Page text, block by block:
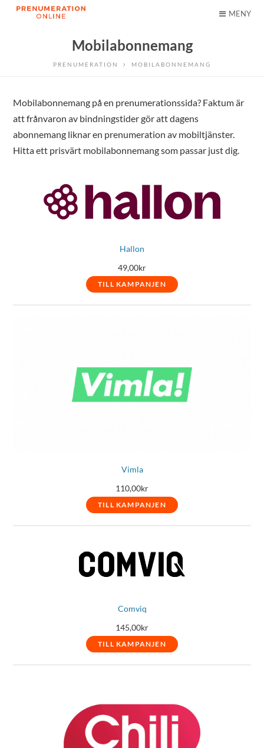
MENY
Mobilabonnemang
PRENUMERATION MOBILABONNEMANG
Mobilabonnemang på en prenumerationssida? Faktum är
att frånvaron av bindningstider gör att dagens
abonnemang liknar en prenumeration av mobiltjänster.
Hitta ett prisvärt mobilabonnemang som passar just dig.
Hallon
49,00kr
TILL KAMPANJEN
Vimla
110,00kr
TILL KAMPANJEN
Comviq
145,00kr
TILL KAMPANJEN